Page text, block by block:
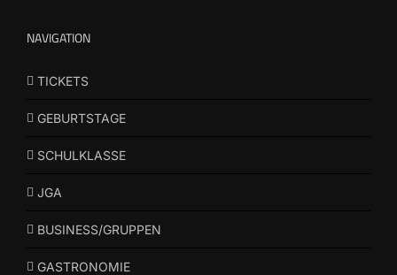
NAVIGATION
TICKETS
GEBURTSTAGE
SCHULKLASSE
JGA
BUSINESS/GRUPPEN
GASTRONOMIE